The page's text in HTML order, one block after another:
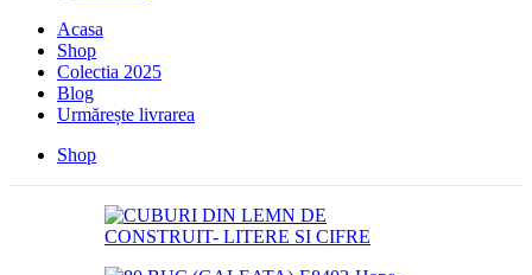
Acasa
Shop
Colectia 2025
Blog
Urmărește livrarea
Shop